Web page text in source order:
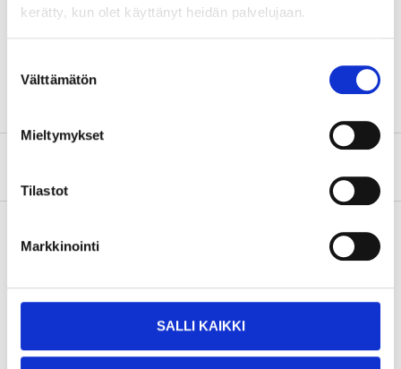
kerätty, kun olet käyttänyt heidän palvelujaan.
valinta
Välttämätön
Mieltymykset
Tilastot
Markkinointi
SALLI KAIKKI
Chassi För fordon utan
sportchassi
Köp & Hämta i ditt varuhus inom 2 timmar!
LÄS MER